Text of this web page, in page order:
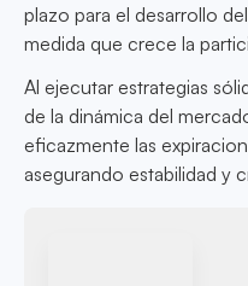
plazo para el desarrollo
medida que crece la
Al ejecutar estrategias
de la dinámica del
eficazmente las
asegurando estabilidad y